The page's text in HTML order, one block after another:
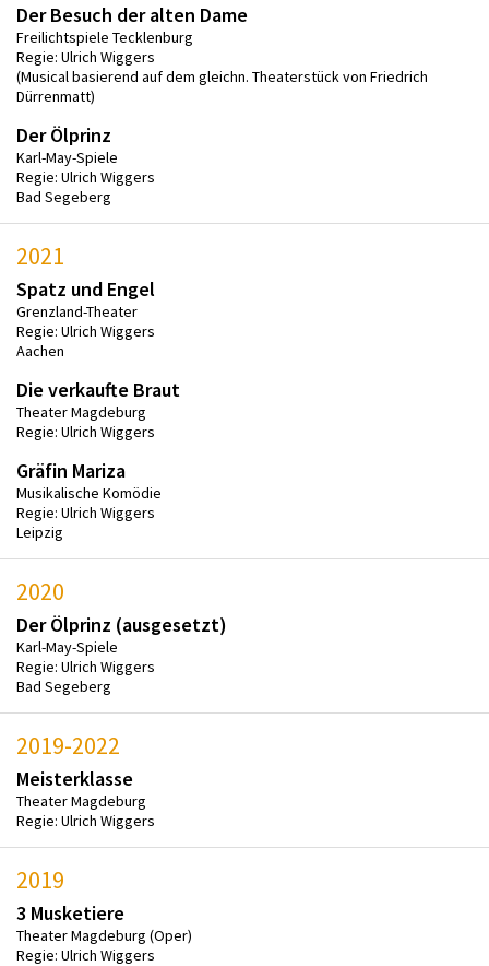
Der Besuch der alten Dame
Freilichtspiele Tecklenburg
Regie: Ulrich Wiggers
(Musical basierend auf dem gleichn. Theaterstück von Friedrich
Dürrenmatt)
Der Ölprinz
Karl-May-Spiele
Regie: Ulrich Wiggers
Bad Segeberg
2021
Spatz und Engel
Grenzland-Theater
Regie: Ulrich Wiggers
Aachen
Die verkaufte Braut
Theater Magdeburg
Regie: Ulrich Wiggers
Gräfin Mariza
Musikalische Komödie
Regie: Ulrich Wiggers
Leipzig
2020
Der Ölprinz (ausgesetzt)
Karl-May-Spiele
Regie: Ulrich Wiggers
Bad Segeberg
2019-2022
Meisterklasse
Theater Magdeburg
Regie: Ulrich Wiggers
2019
3 Musketiere
Theater Magdeburg (Oper)
Regie: Ulrich Wiggers